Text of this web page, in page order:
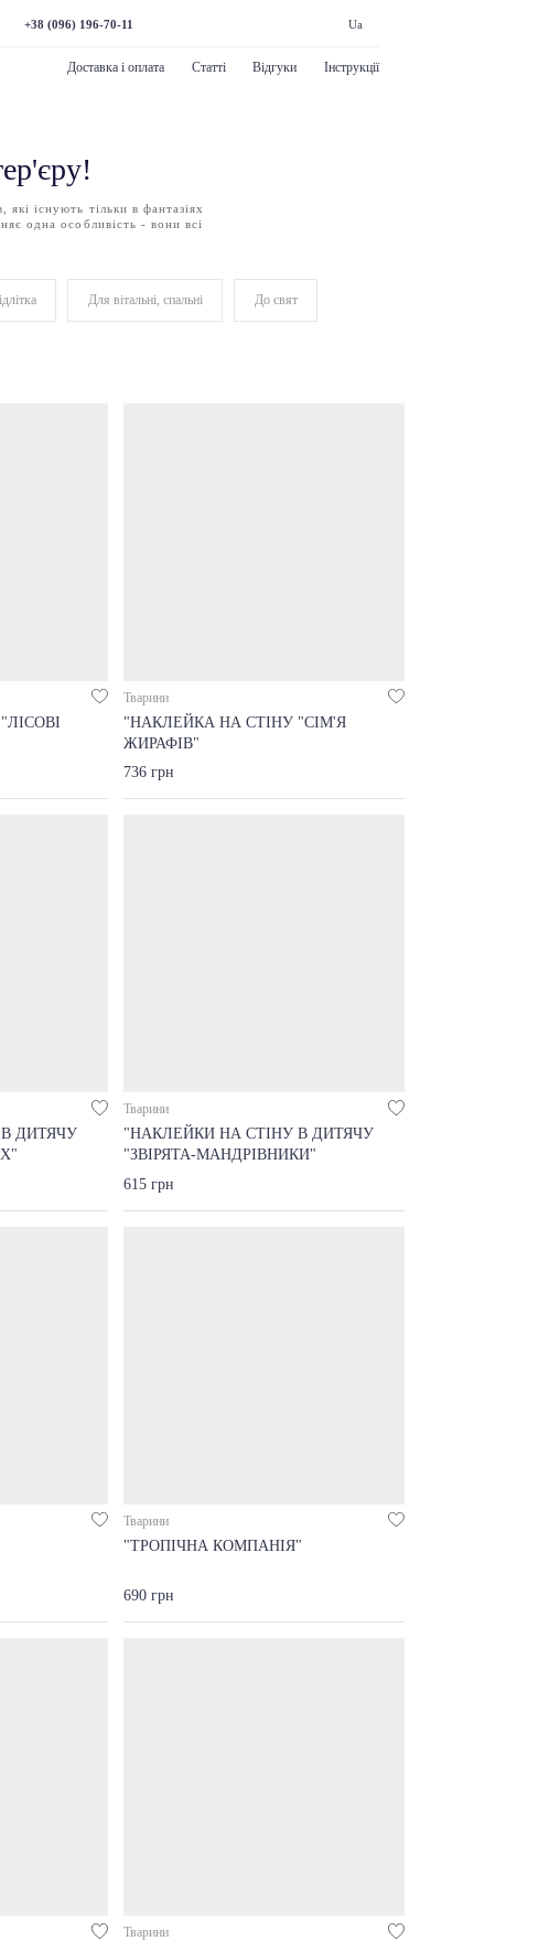
+38 (096) 196-70-11 Ua
Доставка і оплата Статті Відгуки Інструкції
існують тільки в фантазіях
одна особливість - вони всі
Для вітальні, спальні До свят
Тварини
"НАКЛЕЙКА НА СТІНУ "СІМ'Я
ЖИРАФІВ"
736 грн
ДИТЯЧУ
Тварини
"НАКЛЕЙКИ НА СТІНУ В ДИТЯЧУ
"ЗВІРЯТА-МАНДРІВНИКИ"
615 грн
Тварини
"ТРОПІЧНА КОМПАНІЯ"
690 грн
Тварини